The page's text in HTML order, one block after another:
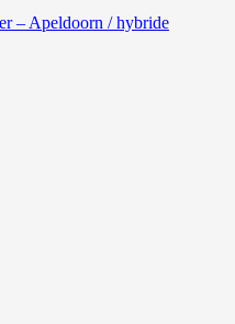
– Apeldoorn / hybride